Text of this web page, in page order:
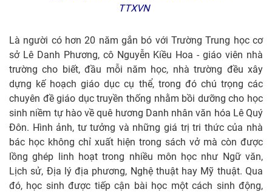
TTXVN
Là người có hơn 20 năm gắn bó với Trường Trung học cơ
sở Lê Danh Phương, cô Nguyễn Kiều Hoa - giáo viên nhà
trường cho biết, đầu mỗi năm học, nhà trường đều xây
dựng kế hoạch giáo dục cụ thể, trong đó chú trọng các
chuyên đề giáo dục truyền thống nhằm bồi dưỡng cho học
sinh niềm tự hào về quê hương Danh nhân văn hóa Lê Quý
Đôn. Hình ảnh, tư tưởng và những giá trị tri thức của nhà
bác học không chỉ xuất hiện trong sách vở mà còn được
lồng ghép linh hoạt trong nhiều môn học như Ngữ văn,
Lịch sử, Địa lý địa phương, Nghệ thuật hay Mỹ thuật. Qua
đó, học sinh được tiếp cận bài học một cách sinh động,